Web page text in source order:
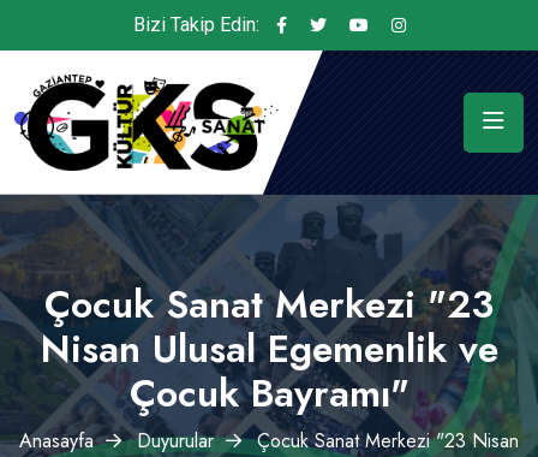
Bizi Takip Edin:
Çocuk Sanat Merkezi "23
Nisan Ulusal Egemenlik ve
Çocuk Bayramı"
Anasayfa Duyurular
Çocuk Sanat Merkezi "23 Nisan